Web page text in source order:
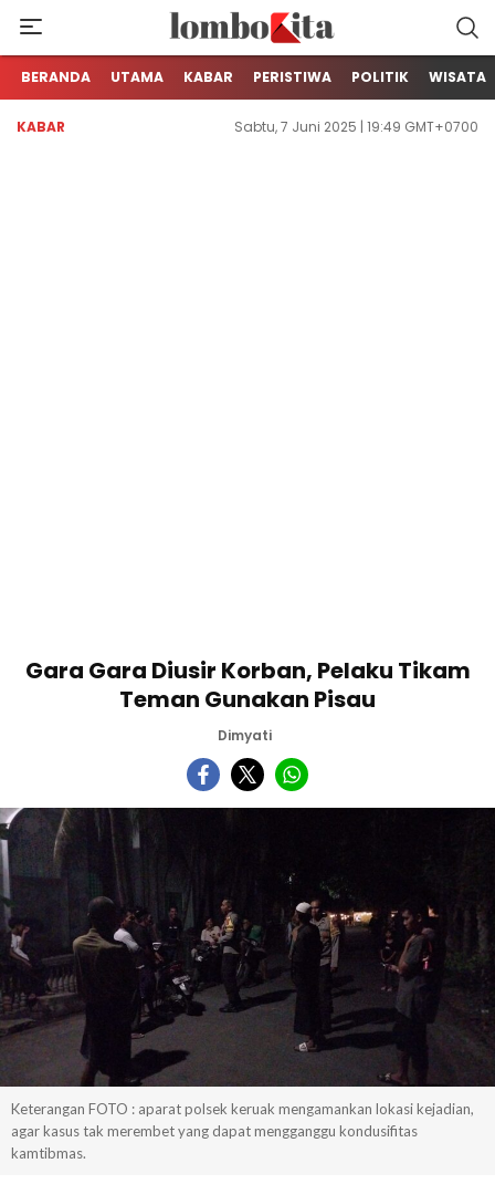
LOMBOKita
Media Berita Online dari Lombok
BERANDA UTAMA KABAR PERISTIWA POLITIK WISATA
KABAR Sabtu, 7 Juni 2025 | 19:49 GMT+0700
Gara Gara Diusir Korban, Pelaku Tikam
Teman Gunakan Pisau
Dimyati
Keterangan FOTO : aparat polsek keruak mengamankan lokasi kejadian,
agar kasus tak merembet yang dapat mengganggu kondusifitas
kamtibmas.